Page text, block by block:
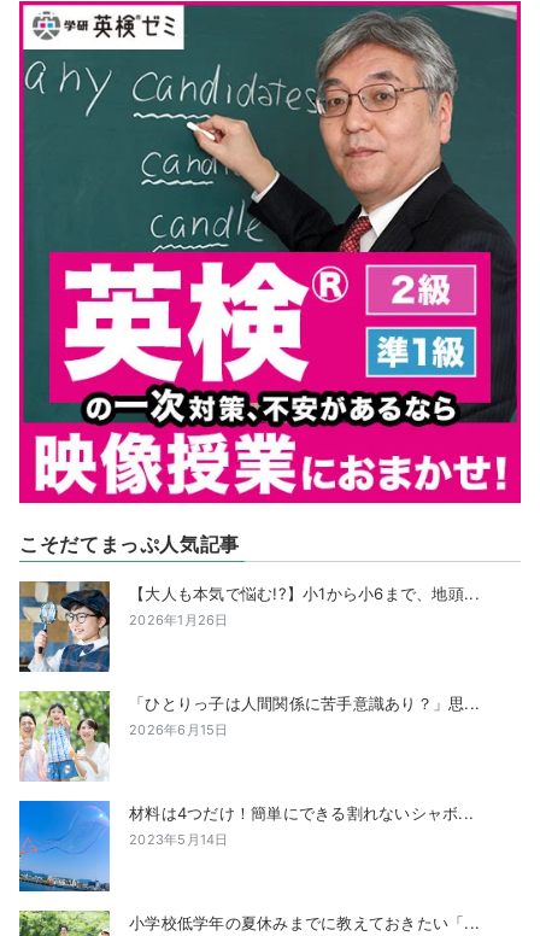
こそだてまっぷ人気記事
【大人も本気で悩む!?】小1から小6まで、地頭...
2026年1月26日
「ひとりっ子は人間関係に苦手意識あり？」思...
2026年6月15日
材料は4つだけ！簡単にできる割れないシャボ...
2023年5月14日
小学校低学年の夏休みまでに教えておきたい「...